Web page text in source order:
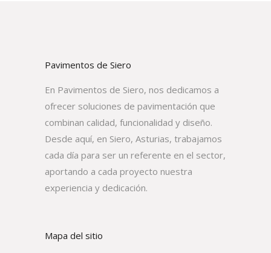
Pavimentos de Siero
En Pavimentos de Siero, nos dedicamos a
ofrecer soluciones de pavimentación que
combinan calidad, funcionalidad y diseño.
Desde aquí, en Siero, Asturias, trabajamos
cada día para ser un referente en el sector,
aportando a cada proyecto nuestra
experiencia y dedicación.
Mapa del sitio